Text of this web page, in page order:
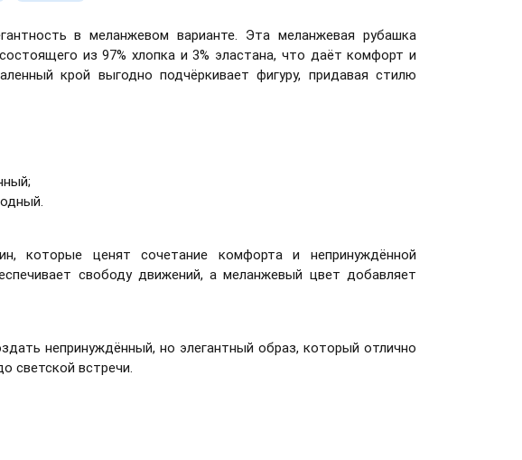
в меланжевом варианте. Эта меланжевая рубашка
из 97% хлопка и 3% эластана, что даёт комфорт и
крой выгодно подчёркивает фигуру, придавая стилю
которые ценят сочетание комфорта и непринуждённой
свободу движений, а меланжевый цвет добавляет
непринуждённый, но элегантный образ, который отлично
светской встречи.